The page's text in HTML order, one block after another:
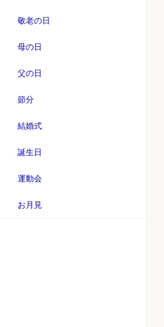
敬老の日
母の日
父の日
節分
結婚式
誕生日
運動会
お月見